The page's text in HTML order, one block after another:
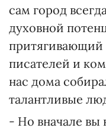
сам город
духовной
притягивающий
писателей и
нас дома
талантливые
- Но вначале вы